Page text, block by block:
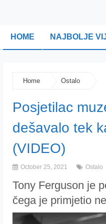
HOME NAJBOLJE
Home Ostalo
Posjetilac
dešavalo tek
(VIDEO)
October 25, 2021 Ostalo
Тоny Fеrgusоn је
čega је primjetio